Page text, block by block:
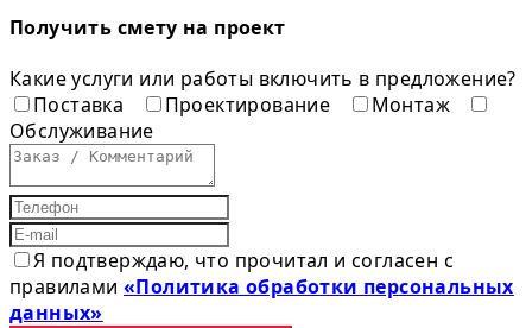
Получить смету на проект
Какие услуги или работы включить в предложение?
Поставка
Проектирование
Монтаж
Обслуживание
Я подтверждаю, что прочитал и согласен с
правилами«Политика обработки персональных
данных»